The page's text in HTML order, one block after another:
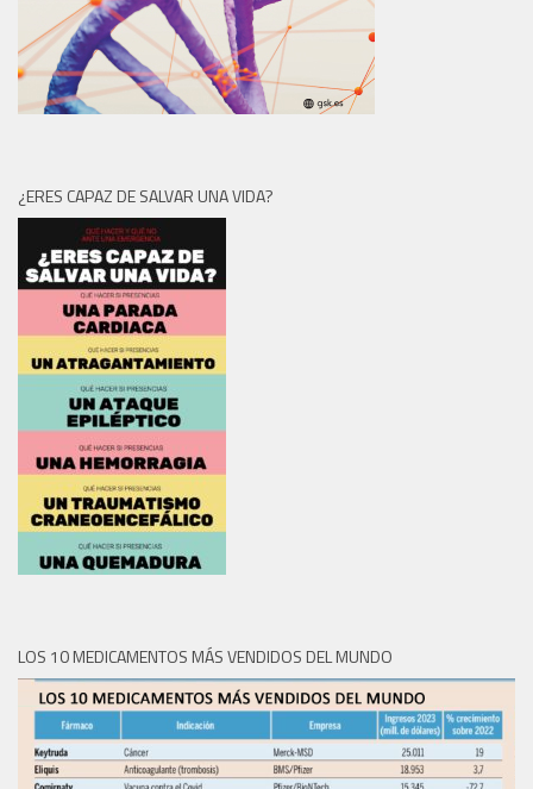
¿ERES CAPAZ DE SALVAR UNA VIDA?
LOS 10 MEDICAMENTOS MÁS VENDIDOS DEL MUNDO